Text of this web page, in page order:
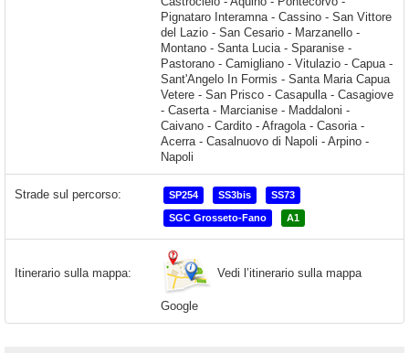
Strade sul percorso: SP254 SS3bis SS73
SGC Grosseto-Fano A1
Itinerario sulla mappa: Vedi l’itinerario sulla mappa
Google